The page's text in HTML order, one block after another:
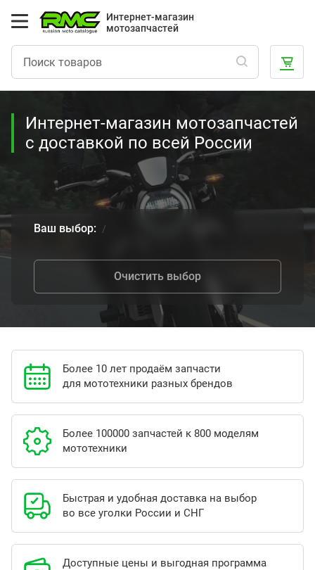
Интернет-магазин
мотозапчастей
Интернет-магазин мотозапчастей
с доставкой по всей России
Ваш выбор:
Очистить выбор
Более 10 лет продаём запчасти
для мототехники разных брендов
Более 100000 запчастей к 800 моделям
мототехники
Быстрая и удобная доставка на выбор
во все уголки России и СНГ
Доступные цены и выгодная программа